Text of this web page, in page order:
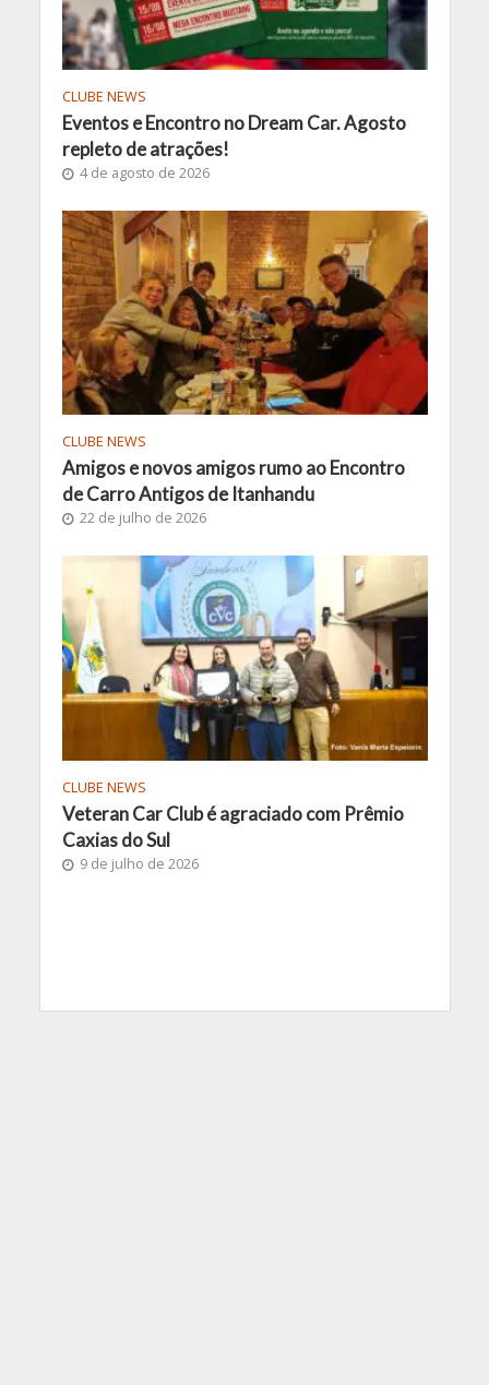
CLUBE NEWS
Eventos e Encontro no Dream Car. Agosto
repleto de atrações!
4 de agosto de 2026
CLUBE NEWS
Amigos e novos amigos rumo ao Encontro
de Carro Antigos de Itanhandu
22 de julho de 2026
CLUBE NEWS
Veteran Car Club é agraciado com Prêmio
Caxias do Sul
9 de julho de 2026